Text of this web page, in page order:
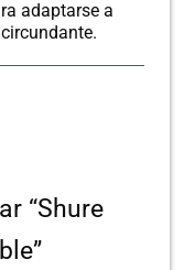
adaptarse a
“Shure